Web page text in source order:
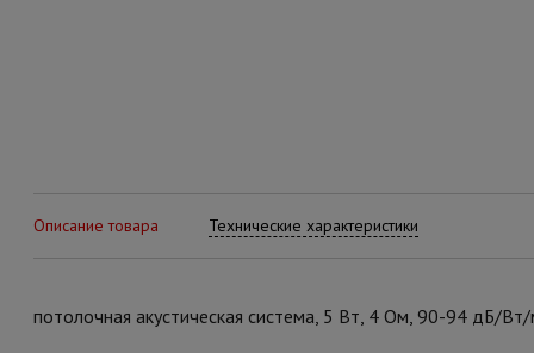
Описание товара Технические характеристики
потолочная акустическая система, 5 Вт, 4 Ом, 90-94 дБ/